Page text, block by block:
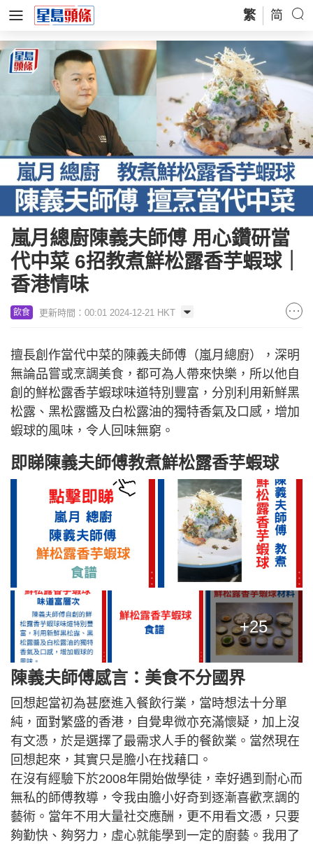
繁 简
嵐月總廚陳義夫師傅 用心鑽研當
代中菜 6招教煮鮮松露香芋蝦球｜
香港情味
飲食 更新時間：00:01 2024-12-21 HKT
擅長創作當代中菜的陳義夫師傅（嵐月總廚），深明
無論品嘗或烹調美食，都可為人帶來快樂，所以他自
創的鮮松露香芋蝦球味道特別豐富，分別利用新鮮黑
松露、黑松露醬及白松露油的獨特香氣及口感，增加
蝦球的風味，令人回味無窮。
即睇陳義夫師傅教煮鮮松露香芋蝦球
+25
陳義夫師傅感言：美食不分國界
回想起當初為甚麼進入餐飲行業，當時想法十分單
純，面對繁盛的香港，自覺卑微亦充滿懷疑，加上沒
有文憑，於是選擇了最需求人手的餐飲業。當然現在
回想起來，其實只是膽小在找藉口。
在沒有經驗下於2008年開始做學徒，幸好遇到耐心而
無私的師傅教導，令我由膽小好奇到逐漸喜歡烹調的
藝術。當年不用大量社交應酬，更不用看文憑，只要
夠勤快、夠努力，虛心就能學到一定的廚藝。我用了